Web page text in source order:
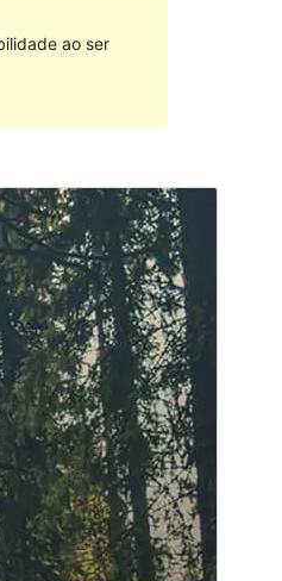
ao ser
2.0.1
Outubro 10, 2022
200+
7.0